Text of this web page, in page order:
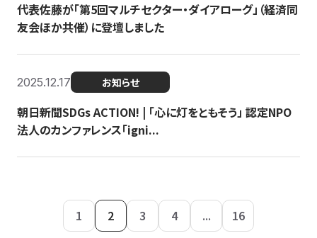
代表佐藤が「第5回マルチセクター・ダイアローグ」（経済同
友会ほか共催）に登壇しました
2025.12.17 お知らせ
朝日新聞SDGs ACTION! | 「心に灯をともそう」 認定NPO
法人のカンファレンス「igni...
1 2 3 4 ... 16